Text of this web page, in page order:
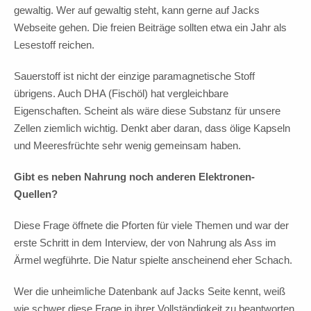
gewaltig. Wer auf gewaltig steht, kann gerne auf Jacks
Webseite gehen. Die freien Beiträge sollten etwa ein Jahr als
Lesestoff reichen.
Sauerstoff ist nicht der einzige paramagnetische Stoff
übrigens. Auch DHA (Fischöl) hat vergleichbare
Eigenschaften. Scheint als wäre diese Substanz für unsere
Zellen ziemlich wichtig. Denkt aber daran, dass ölige Kapseln
und Meeresfrüchte sehr wenig gemeinsam haben.
Gibt es neben Nahrung noch anderen Elektronen-
Quellen?
Diese Frage öffnete die Pforten für viele Themen und war der
erste Schritt in dem Interview, der von Nahrung als Ass im
Ärmel wegführte. Die Natur spielte anscheinend eher Schach.
Wer die unheimliche Datenbank auf Jacks Seite kennt, weiß